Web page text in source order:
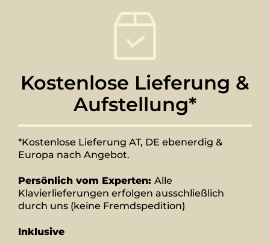
Kostenlose Lieferung &
Aufstellung*
*Kostenlose Lieferung AT, DE ebenerdig &
Europa nach Angebot.
Persönlich vom Experten: Alle
Klavierlieferungen erfolgen ausschließlich
durch uns (keine Fremdspedition)
Inklusive